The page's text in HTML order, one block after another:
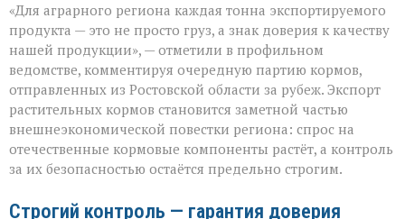
шрот
выходит
международный
уровень»
«Для аграрного региона каждая тонна экспортируемого
продукта — это не просто груз, а знак доверия к качеству
нашей продукции», — отметили в профильном
ведомстве, комментируя очередную партию кормов,
отправленных из Ростовской области за рубеж. Экспорт
растительных кормов становится заметной частью
внешнеэкономической повестки региона: спрос на
отечественные кормовые компоненты растёт, а контроль
за их безопасностью остаётся предельно строгим.
Строгий контроль — гарантия доверия